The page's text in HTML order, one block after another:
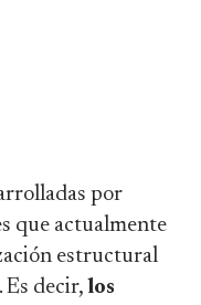
por
que actualmente
estructural
decir, los